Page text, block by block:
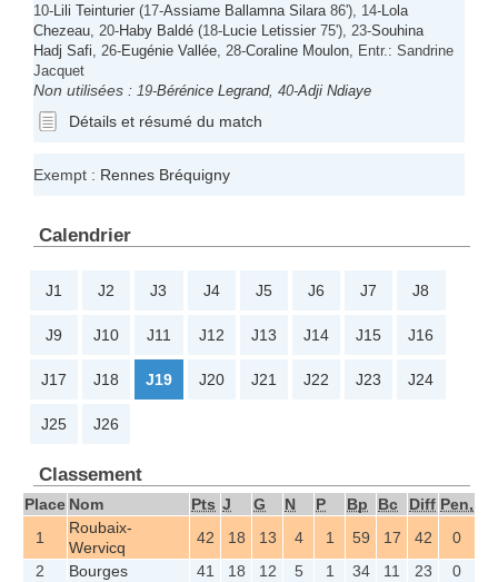
10- Lili Teinturier (17-Assiame Ballamna Silara 86'), 14- Lola
Chezeau , 20-Haby Baldé (18- Lucie Letissier 75'), 23-Souhina
Hadj Safi , 26-Eugénie Vallée , 28-Coraline Moulon , Entr.: Sandrine
Jacquet
Non utilisées : 19-Bérénice Legrand, 40-Adji Ndiaye
Détails et résumé du match
Exempt : Rennes Bréquigny
Calendrier
J1 J2 J3 J4 J5 J6 J7 J8
J9 J10 J11 J12 J13 J14 J15 J16
J17 J18 J19 J20 J21 J22 J23 J24
J25 J26
Classement
Place Nom Pts J G N P Bp Bc Diff Pen,
1
Roubaix-
Wervicq
42 18 13 4 1 59 17 42
0
2
Bourges 41 18 12 5 1 34 11 23
0